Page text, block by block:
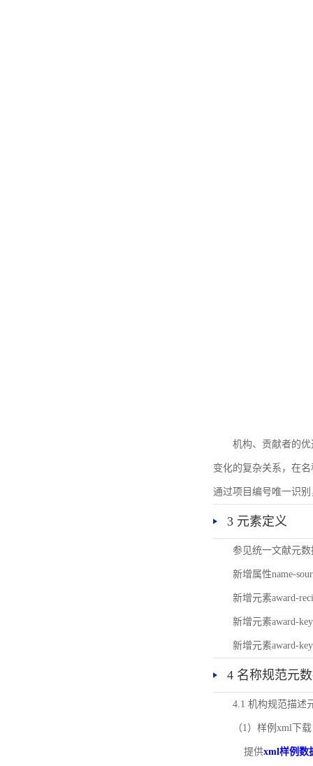
机构、贡献者的
变化的复杂关系，在
通过项目编号唯一识
3 元素定义
参见统一文献元
新增属性name-
新增元素award-
新增元素award-
新增元素award-
4 名称规范元
4.1 机构规范描述
（1）样例xml下载
提供xml样例数